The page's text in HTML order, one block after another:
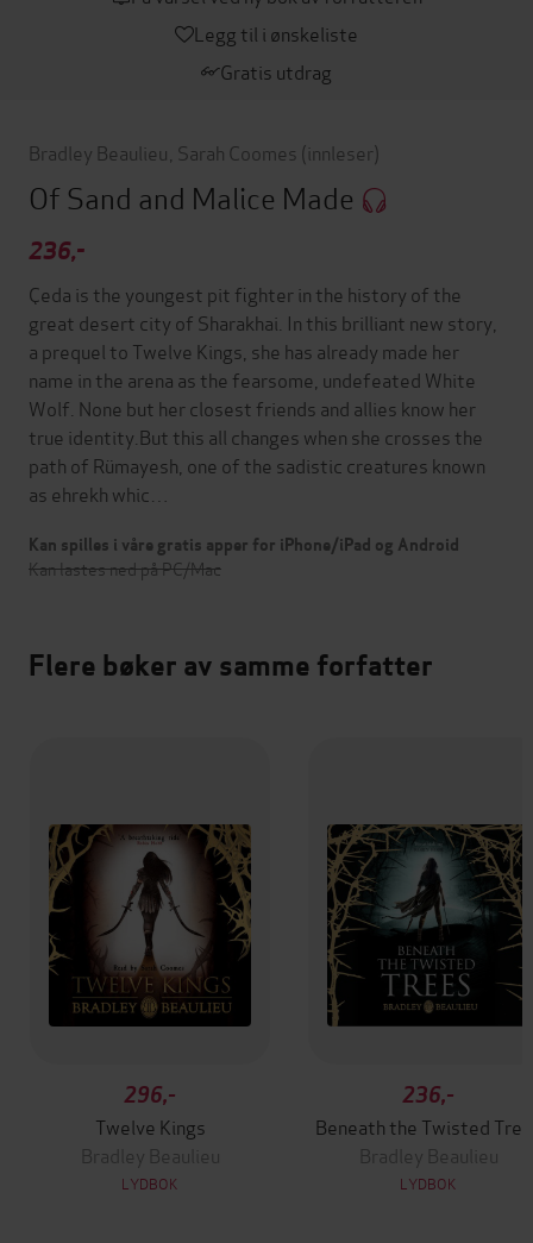
Legg til i ønskeliste
Gratis utdrag
Bradley Beaulieu Sarah Coomes (innleser)
Of Sand and Malice Made
236,-
Çeda is the youngest pit fighter in the history of the
great desert city of Sharakhai. In this brilliant new story,
a prequel to Twelve Kings, she has already made her
name in the arena as the fearsome, undefeated White
Wolf. None but her closest friends and allies know her
true identity.But this all changes when she crosses the
path of Rümayesh, one of the sadistic creatures known
as ehrekh whic…
Kan spilles i våre gratis apper for iPhone/iPad og Android
Kan lastes ned på PC/Mac
Flere bøker av samme forfatter
296,-
Twelve Kings
Bradley Beaulieu
LYDBOK
236,-
Beneath the Twisted
Bradley Beaulieu
LYDBOK